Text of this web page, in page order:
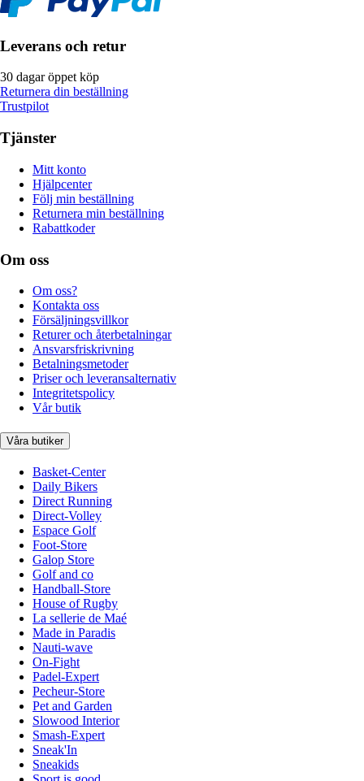
Leverans och retur
30 dagar öppet köp
Returnera din beställning
Trustpilot
Tjänster
Mitt konto
Hjälpcenter
Följ min beställning
Returnera min beställning
Rabattkoder
Om oss
Om oss?
Kontakta oss
Försäljningsvillkor
Returer och återbetalningar
Ansvarsfriskrivning
Betalningsmetoder
Priser och leveransalternativ
Integritetspolicy
Vår butik
Våra butiker
Basket-Center
Daily Bikers
Direct Running
Direct-Volley
Espace Golf
Foot-Store
Galop Store
Golf and co
Handball-Store
House of Rugby
La sellerie de Maé
Made in Paradis
Nauti-wave
On-Fight
Padel-Expert
Pecheur-Store
Pet and Garden
Slowood Interior
Smash-Expert
Sneak'In
Sneakids